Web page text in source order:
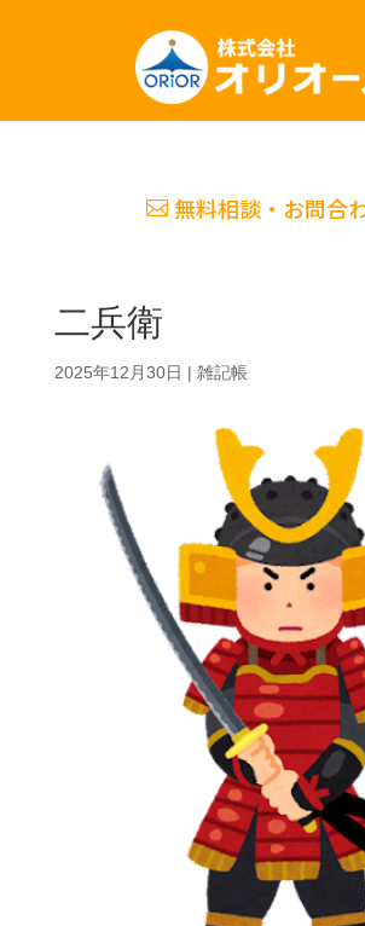
無料相談・お問合
二兵衛
2025年12月30日 | 雑記帳